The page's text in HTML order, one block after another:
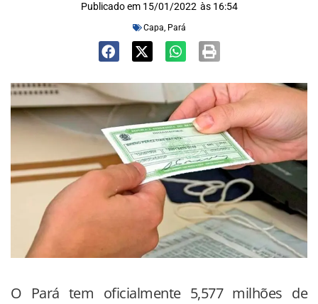
Publicado em 15/01/2022 às 16:54
Capa, Pará
O Pará tem oficialmente 5,577 milhões de